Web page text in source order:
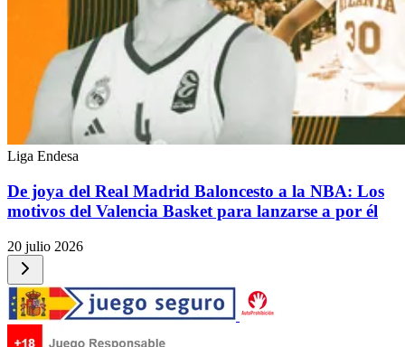
Liga Endesa
De joya del Real Madrid Baloncesto a la NBA: Los
motivos del Valencia Basket para lanzarse a por él
20 julio 2026